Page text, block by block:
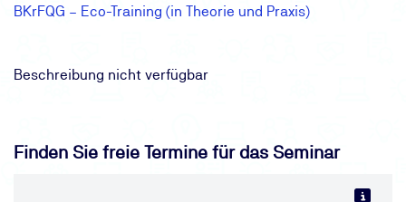
BKrFQG – Eco-Training (in Theorie und Praxis)
Beschreibung nicht verfügbar
Finden Sie freie Termine für das Seminar